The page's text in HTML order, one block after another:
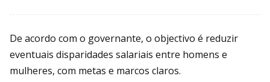
De acordo com o governante, o objectivo é reduzir
eventuais disparidades salariais entre homens e
mulheres, com metas e marcos claros.